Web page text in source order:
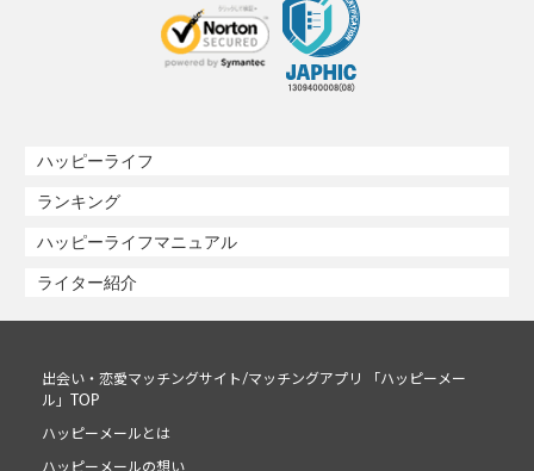
ハッピーライフ
ランキング
ハッピーライフマニュアル
ライター紹介
出会い・恋愛マッチングサイト/マッチングアプリ 「ハッピーメー
ル」TOP
ハッピーメールとは
ハッピーメールの想い